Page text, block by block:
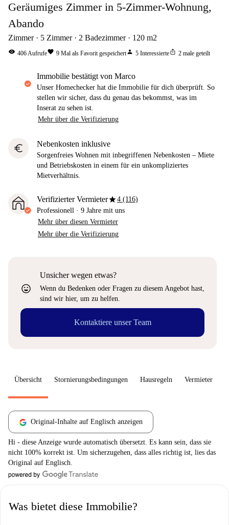
Geräumiges Zimmer in 5-Zimmer-Wohnung,
Abando
Zimmer 5 Zimmer 2 Badezimmer 120 m2
visibility 406Aufrufefavorite 9 Mal als Favorit gespeichertperson 5 Interessierteios_share 2 male geteilt
Immobilie bestätigt von Marco
Unser Homechecker hat die Immobilie für dich überprüft. So
stellen wir sicher, dass du genau das bekommst, was im
Inserat zu sehen ist.
Mehr über die Verifizierung
euro Nebenkosten inklusive
Sorgenfreies Wohnen mit inbegriffenen Nebenkosten – Miete
und Betriebskosten in einem für ein unkompliziertes
Mietverhältnis.
Verifizierter Vermieterstar4 (116)
Professionell · 9 Jahre mit uns
Mehr über diesen Vermieter
Mehr über die Verifizierung
sentiment_very_satisfied
Unsicher wegen etwas?
Wenn du Bedenken oder Fragen zu diesem Angebot hast,
sind wir hier, um zu helfen.
Kontaktiere unser Team
Übersicht Stornierungsbedingungen Hausregeln Vermieter
Original-Inhalte auf Englisch anzeigen
Hi - diese Anzeige wurde automatisch übersetzt. Es kann sein, dass sie
nicht 100% korrekt ist. Um sicherzugehen, dass alles richtig ist, lies das
Original auf Englisch.
Was bietet diese Immobilie?